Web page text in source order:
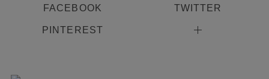
FACEBOOK TWITTER
PINTEREST